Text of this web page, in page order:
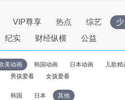
VIP尊享 热点 综艺
纪实 财经纵横 公益
美动画 韩国动画 日本动画
儿歌精
男孩爱看 女孩爱看
韩国 日本 其他